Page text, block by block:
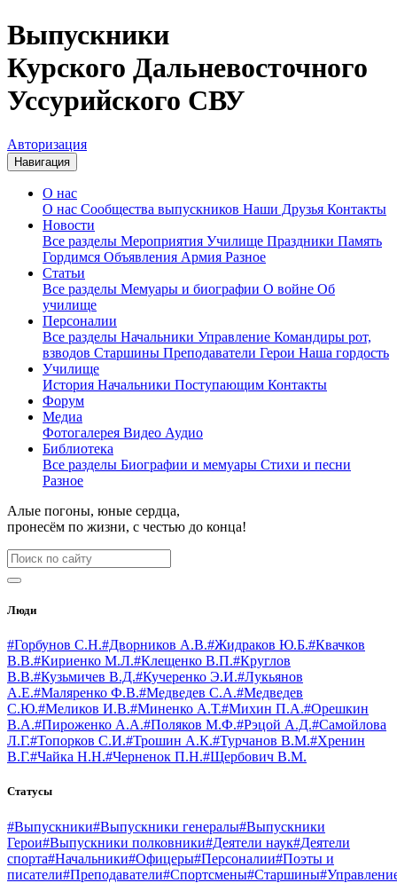
Выпускники
Курского Дальневосточного
Уссурийского СВУ
Авторизация
Навигация
О нас
О нас Сообщества выпускников Наши Друзья Контакты
Новости
Все разделы Мероприятия Училище Праздники Память
Гордимся Объявления Армия Разное
Статьи
Все разделы Мемуары и биографии О войне Об
училище
Персоналии
Все разделы Начальники Управление Командиры рот,
взводов Старшины Преподаватели Герои Наша гордость
Училище
История Начальники Поступающим Контакты
Форум
Медиа
Фотогалерея Видео Аудио
Библиотека
Все разделы Биографии и мемуары Стихи и песни
Разное
Алые погоны, юные сердца,
пронесём по жизни, с честью до конца!
Люди
#Горбунов С.Н.#Дворников А.В.#Жидраков Ю.Б.#Квачков
В.В.#Кириенко М.Л.#Клещенко В.П.#Круглов
В.В.#Кузьмичев В.Д.#Кучеренко Э.И.#Лукьянов
А.Е.#Маляренко Ф.В.#Медведев С.А.#Медведев
С.Ю.#Меликов И.В.#Миненко А.Т.#Михин П.А.#Орешкин
В.А.#Пироженко А.А.#Поляков М.Ф.#Рэцой А.Д.#Самойлова
Л.Г.#Топорков С.И.#Трошин А.К.#Турчанов В.М.#Хренин
В.Г.#Чайка Н.Н.#Черненок П.Н.#Щербович В.М.
Статусы
#Выпускники#Выпускники генералы#Выпускники
Герои#Выпускники полковники#Деятели наук#Деятели
спорта#Начальники#Офицеры#Персоналии#Поэты и
писатели#Преподаватели#Спортсмены#Старшины